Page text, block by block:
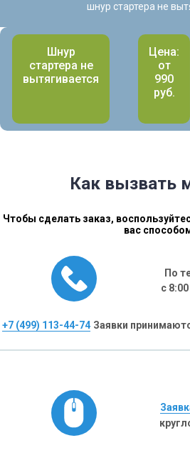
шнур стартера не
Шнур
стартера не
вытягивается
Цена:
от
990
руб.
Как вызвать
Чтобы сделать заказ,
вас
По
с
+7 (499) 113-44-74 Заявки